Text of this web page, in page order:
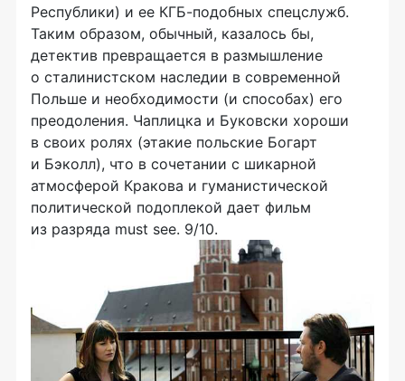
Республики) и ее КГБ-подобных спецслужб.
Таким образом, обычный, казалось бы,
детектив превращается в размышление
о сталинистском наследии в современной
Польше и необходимости (и способах) его
преодоления. Чаплицка и Буковски хороши
в своих ролях (этакие польские Богарт
и Бэколл), что в сочетании с шикарной
атмосферой Кракова и гуманистической
политической подоплекой дает фильм
из разряда must see. 9/10.